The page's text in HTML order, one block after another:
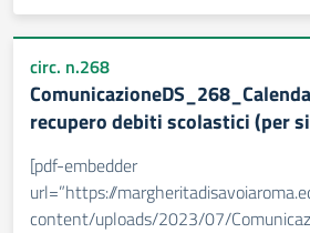
circ. n.268
recupero debiti scolastici (per
[pdf-embedder
url=”https://
content/uploads/2023/07/